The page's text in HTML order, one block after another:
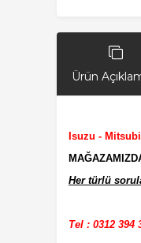
Ürün
Isuzu -
Her türlü
Tel : 0312 394